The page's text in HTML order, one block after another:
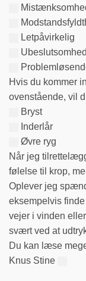
Letpåvirkelig
Ubeslutsomhed
Hvis du kommer
ovenstående, vil
Bryst
Inderlår
Øvre ryg
Når jeg
følelse til krop,
Oplever jeg
eksempelvis
vejer i vinden
svært ved at
Du kan læse
Knus Stine